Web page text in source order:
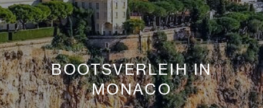
BOOTSVERLEIH IN
MONACO